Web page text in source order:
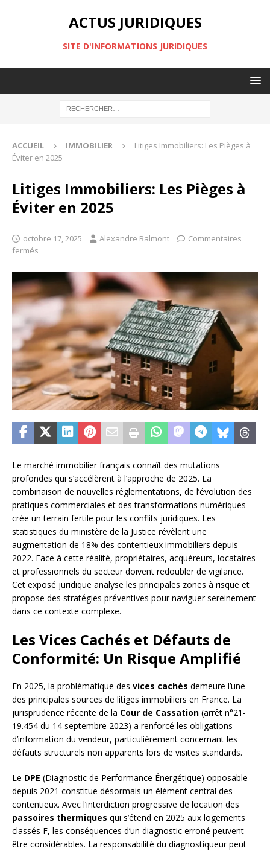
ACTUS JURIDIQUES
SITE D'INFORMATIONS JURIDIQUES
ACCUEIL IMMOBILIER
Litiges Immobiliers: Les Pièges à
Éviter en 2025
Litiges Immobiliers: Les Pièges à
Éviter en 2025
octobre 17, 2025 Alexandre Balmont
Commentaires
fermés
Le marché immobilier français connaît des mutations
profondes qui s’accélèrent à l’approche de 2025. La
combinaison de nouvelles réglementations, de l’évolution des
pratiques commerciales et des transformations numériques
crée un terrain fertile pour les conflits juridiques. Les
statistiques du ministère de la Justice révèlent une
augmentation de 18% des contentieux immobiliers depuis
2022. Face à cette réalité, propriétaires, acquéreurs, locataires
et professionnels du secteur doivent redoubler de vigilance.
Cet exposé juridique analyse les principales zones à risque et
propose des stratégies préventives pour naviguer sereinement
dans ce contexte complexe.
Les Vices Cachés et Défauts de
Conformité: Un Risque Amplifié
En 2025, la problématique des vices cachés demeure l’une
des principales sources de litiges immobiliers en France. La
jurisprudence récente de la Cour de Cassation (arrêt n°21-
19.454 du 14 septembre 2023) a renforcé les obligations
d’information du vendeur, particulièrement concernant les
défauts structurels non apparents lors de visites standards.
Le DPE (Diagnostic de Performance Énergétique) opposable
depuis 2021 constitue désormais un élément central des
contentieux. Avec l’interdiction progressive de location des
passoires thermiques qui s’étend en 2025 aux logements
classés F, les conséquences d’un diagnostic erroné peuvent
être considérables. La responsabilité du diagnostiqueur peut